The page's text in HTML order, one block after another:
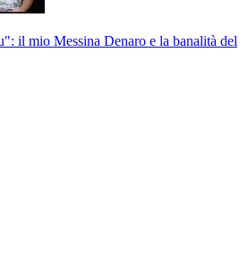
il mio Messina Denaro e la banalità del